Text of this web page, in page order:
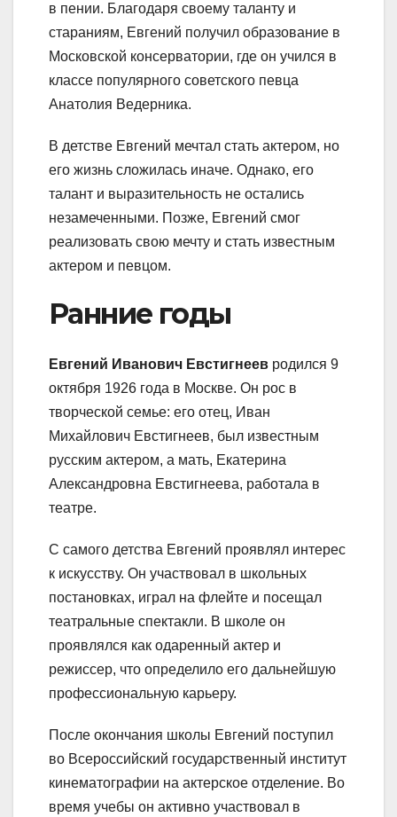
в пении. Благодаря своему таланту и
стараниям, Евгений получил образование в
Московской консерватории, где он учился в
классе популярного советского певца
Анатолия Ведерника.
В детстве Евгений мечтал стать актером, но
его жизнь сложилась иначе. Однако, его
талант и выразительность не остались
незамеченными. Позже, Евгений смог
реализовать свою мечту и стать известным
актером и певцом.
Ранние годы
Евгений Иванович Евстигнеев родился 9
октября 1926 года в Москве. Он рос в
творческой семье: его отец, Иван
Михайлович Евстигнеев, был известным
русским актером, а мать, Екатерина
Александровна Евстигнеева, работала в
театре.
С самого детства Евгений проявлял интерес
к искусству. Он участвовал в школьных
постановках, играл на флейте и посещал
театральные спектакли. В школе он
проявлялся как одаренный актер и
режиссер, что определило его дальнейшую
профессиональную карьеру.
После окончания школы Евгений поступил
во Всероссийский государственный институт
кинематографии на актерское отделение. Во
время учебы он активно участвовал в